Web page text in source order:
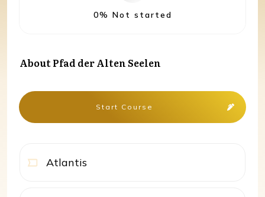
0% Not started
AboutPfad der Alten Seelen
Start Course
Atlantis